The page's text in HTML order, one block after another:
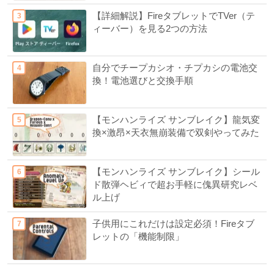
【詳細解説】FireタブレットでTVer（テ
ィーバー）を見る2つの方法
自分でチープカシオ・チプカシの電池交
換！電池選びと交換手順
【モンハンライズ サンブレイク】龍気変
換×激昂×天衣無崩装備で双剣やってみた
【モンハンライズ サンブレイク】シール
ド散弾ヘビィで超お手軽に傀異研究レベ
ル上げ
子供用にこれだけは設定必須！Fireタブ
レットの「機能制限」